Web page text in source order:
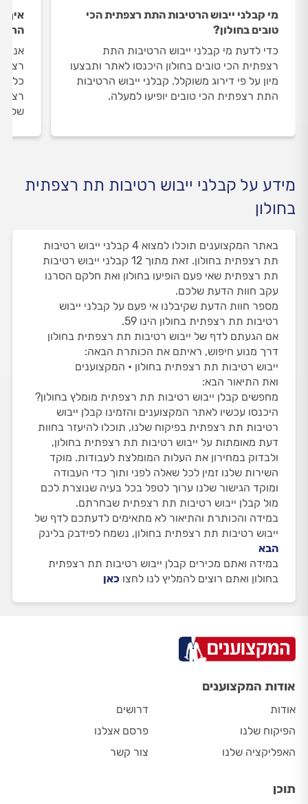
מי קבלני ייבוש הרטיבות התת רצפתית הכי
טובים בחולון?
כדי לדעת מי קבלני ייבוש הרטיבות התת
רצפתית הכי טובים בחולון היכנסו לאתר ותבצעו
מיון על פי דירוג משוקלל. קבלני ייבוש הרטיבות
התת רצפתית הכי טובים יופיעו למעלה.
איך
כל
שלנו
מידע על קבלני ייבוש רטיבות תת רצפתית
בחולון
באתר המקצוענים תוכלו למצוא 4 קבלני ייבוש רטיבות
תת רצפתית בחולון. זאת מתוך 12 קבלני ייבוש רטיבות
תת רצפתית שאי פעם הופיעו בחולון ואת חלקם הסרנו
עקב חוות הדעת שלכם.
מספר חוות הדעת שקיבלנו אי פעם על קבלני ייבוש
רטיבות תת רצפתית בחולון הינו 59.
אם הגעתם לדף של ייבוש רטיבות תת רצפתית בחולון
דרך מנוע חיפוש, ראיתם את הכותרת הבאה:
ייבוש רטיבות תת רצפתית בחולון • המקצוענים
ואת התיאור הבא:
מחפשים קבלן ייבוש רטיבות תת רצפתית מומלץ בחולון?
היכנסו עכשיו לאתר המקצוענים והזמינו קבלן ייבוש
רטיבות תת רצפתית בפיקוח שלנו, תוכלו להיעזר בחוות
דעת מאומתות על ייבוש רטיבות תת רצפתית בחולון,
ולבדוק במחירון את העלות המומלצת לעבודות. מוקד
השירות שלנו זמין לכל שאלה לפני ותוך כדי העבודה
ומוקד הגישור שלנו ערוך לטפל בכל בעיה שנוצרת לכם
מול קבלן ייבוש רטיבות תת רצפתית שבחרתם.
במידה והכותרת והתיאור לא מתאימים לדעתכם לדף של
ייבוש רטיבות תת רצפתית בחולון, נשמח לפידבק בלינק
הבא
במידה ואתם מכירים קבלן ייבוש רטיבות תת רצפתית
בחולון ואתם רוצים להמליץ לנו לחצו כאן
אודות המקצוענים
אודות
הפיקוח שלנו
האפליקציה שלנו
דרושים
פרסם אצלנו
צור קשר
תוכן